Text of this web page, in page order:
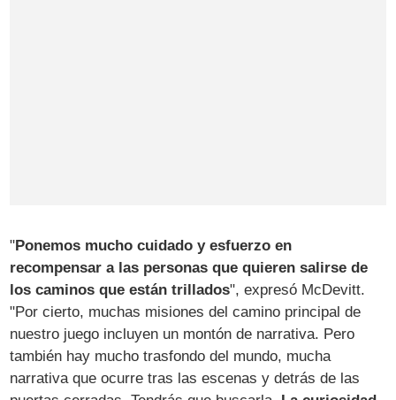
"Ponemos mucho cuidado y esfuerzo en
recompensar a las personas que quieren salirse de
los caminos que están trillados", expresó McDevitt.
"Por cierto, muchas misiones del camino principal de
nuestro juego incluyen un montón de narrativa. Pero
también hay mucho trasfondo del mundo, mucha
narrativa que ocurre tras las escenas y detrás de las